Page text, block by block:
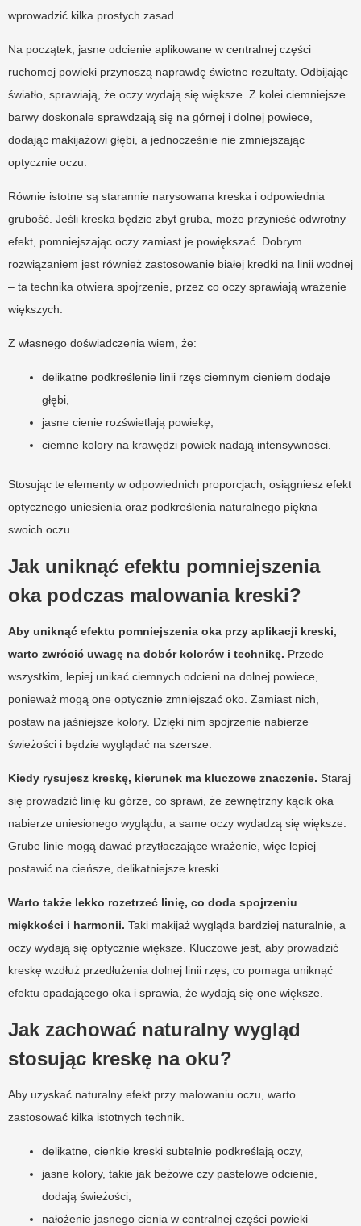
wprowadzić kilka prostych zasad.
Na początek, jasne odcienie aplikowane w centralnej części
ruchomej powieki przynoszą naprawdę świetne rezultaty. Odbijając
światło, sprawiają, że oczy wydają się większe. Z kolei ciemniejsze
barwy doskonale sprawdzają się na górnej i dolnej powiece,
dodając makijażowi głębi, a jednocześnie nie zmniejszając
optycznie oczu.
Równie istotne są starannie narysowana kreska i odpowiednia
grubość. Jeśli kreska będzie zbyt gruba, może przynieść odwrotny
efekt, pomniejszając oczy zamiast je powiększać. Dobrym
rozwiązaniem jest również zastosowanie białej kredki na linii wodnej
– ta technika otwiera spojrzenie, przez co oczy sprawiają wrażenie
większych.
Z własnego doświadczenia wiem, że:
delikatne podkreślenie linii rzęs ciemnym cieniem dodaje
głębi,
jasne cienie rozświetlają powiekę,
ciemne kolory na krawędzi powiek nadają intensywności.
Stosując te elementy w odpowiednich proporcjach, osiągniesz efekt
optycznego uniesienia oraz podkreślenia naturalnego piękna
swoich oczu.
Jak uniknąć efektu pomniejszenia
oka podczas malowania kreski?
Aby uniknąć efektu pomniejszenia oka przy aplikacji kreski,
warto zwrócić uwagę na dobór kolorów i technikę. Przede
wszystkim, lepiej unikać ciemnych odcieni na dolnej powiece,
ponieważ mogą one optycznie zmniejszać oko. Zamiast nich,
postaw na jaśniejsze kolory. Dzięki nim spojrzenie nabierze
świeżości i będzie wyglądać na szersze.
Kiedy rysujesz kreskę, kierunek ma kluczowe znaczenie. Staraj
się prowadzić linię ku górze, co sprawi, że zewnętrzny kącik oka
nabierze uniesionego wyglądu, a same oczy wydadzą się większe.
Grube linie mogą dawać przytłaczające wrażenie, więc lepiej
postawić na cieńsze, delikatniejsze kreski.
Warto także lekko rozetrzeć linię, co doda spojrzeniu
miękkości i harmonii. Taki makijaż wygląda bardziej naturalnie, a
oczy wydają się optycznie większe. Kluczowe jest, aby prowadzić
kreskę wzdłuż przedłużenia dolnej linii rzęs, co pomaga uniknąć
efektu opadającego oka i sprawia, że wydają się one większe.
Jak zachować naturalny wygląd
stosując kreskę na oku?
Aby uzyskać naturalny efekt przy malowaniu oczu, warto
zastosować kilka istotnych technik.
delikatne, cienkie kreski subtelnie podkreślają oczy,
jasne kolory, takie jak beżowe czy pastelowe odcienie,
dodają świeżości,
nałożenie jasnego cienia w centralnej części powieki